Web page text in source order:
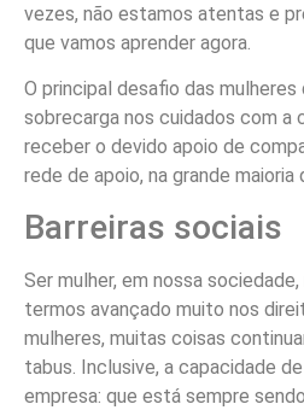
vezes, não estamos atentas e
que vamos aprender agora.
O principal desafio das
sobrecarga nos cuidados com a
receber o devido apoio de
rede de apoio, na grande maioria
Barreiras sociais
Ser mulher, em nossa
termos avançado muito nos
mulheres, muitas coisas
tabus. Inclusive, a capacidade
empresa: que está sempre